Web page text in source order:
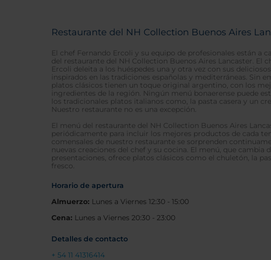
Restaurante del NH Collection Buenos Aires
El chef Fernando Ercoli y su equipo de profesionales están a
del restaurante del NH Collection Buenos Aires Lancaster. El
Ercoli deleita a los huéspedes una y otra vez con sus
inspirados en las tradiciones españolas y mediterráneas. Sin
platos clásicos tienen un toque original argentino, con los
ingredientes de la región. Ningún menú bonaerense puede
los tradicionales platos italianos como, la pasta casera y un
Nuestro restaurante no es una excepción.
El menú del restaurante del NH Collection Buenos Aires
periódicamente para incluir los mejores productos de cada
comensales de nuestro restaurante se sorprenden
nuevas creaciones del chef y su cocina. El menú, que cambia
presentaciones, ofrece platos clásicos como el chuletón, la
fresco.
Horario de apertura
Almuerzo: Lunes a Viernes 12:30 - 15:00
Cena: Lunes a Viernes 20:30 - 23:00
Detalles de contacto
+ 54 11 41316414